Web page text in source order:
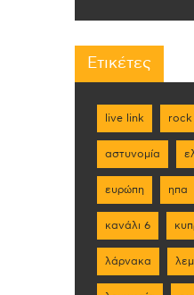
Ετικέτες
live link rock
αστυνομία
ευρώπη ηπα
κανάλι 6
λάρνακα